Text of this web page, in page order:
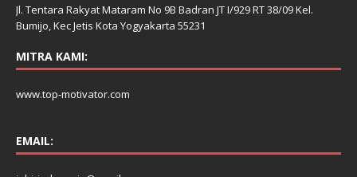
Jl. Tentara Rakyat Mataram No 9B Badran JT I/929 RT 38/09 Kel.
Bumijo, Kec Jetis Kota Yogyakarta 55231
MITRA KAMI:
www.top-motivator.com
EMAIL: